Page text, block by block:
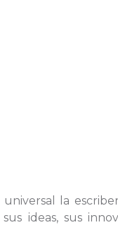
universal la
sus ideas, sus